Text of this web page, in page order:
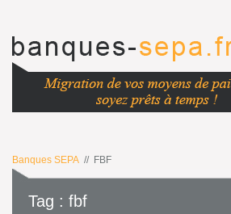
Banques SEPA // FBF
Tag : fbf